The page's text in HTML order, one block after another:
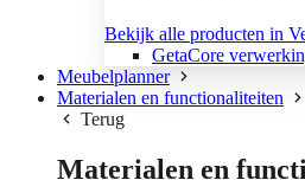
Bekijk alle producten in
GetaCore
Meubelplanner
Materialen en functionaliteiten
Terug
Materialen en